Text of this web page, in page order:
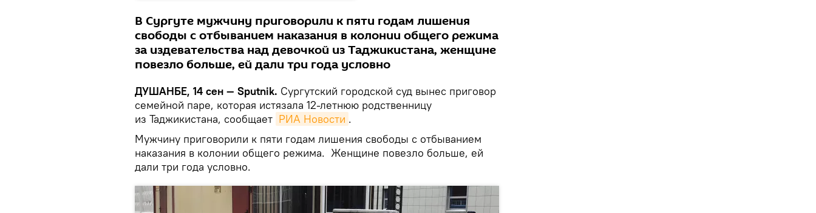
В Сургуте мужчину приговорили к пяти годам лишения
свободы с отбыванием наказания в колонии общего режима
за издевательства над девочкой из Таджикистана, женщине
повезло больше, ей дали три года условно
ДУШАНБЕ, 14 сен — Sputnik. Сургутский городской суд вынес приговор
семейной паре, которая истязала 12-летнюю родственницу
из Таджикистана, сообщает РИА Новости .
Мужчину приговорили к пяти годам лишения свободы с отбыванием
наказания в колонии общего режима. Женщине повезло больше, ей
дали три года условно.